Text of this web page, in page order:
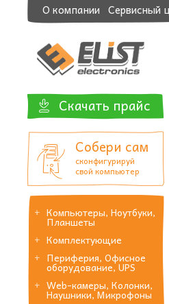
О компании Сервисный
Скачать прайс
Собери сам
сконфигурируй
свой компьютер
Компьютеры, Ноутбуки,
Планшеты
Комплектующие
Периферия, Офисное
оборудование, UPS
Web-камеры, Колонки,
Наушники, Микрофоны